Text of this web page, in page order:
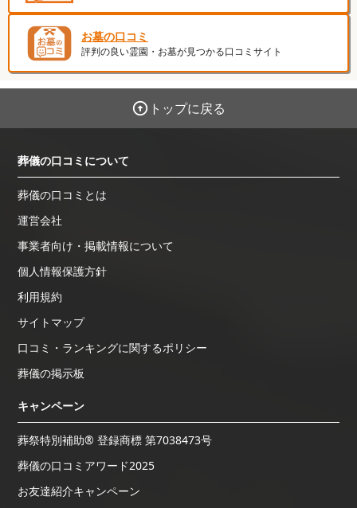
お墓の口コミ
評判の良い霊園・お墓が見つかる口コミサイト
トップに戻る
葬儀の口コミについて
葬儀の口コミとは
運営会社
事業者向け・掲載情報について
個人情報保護方針
利用規約
サイトマップ
口コミ・ランキングに関するポリシー
葬儀の掲示板
キャンペーン
葬祭特別補助® 登録商標 第7038473号
葬儀の口コミアワード2025
お友達紹介キャンペーン